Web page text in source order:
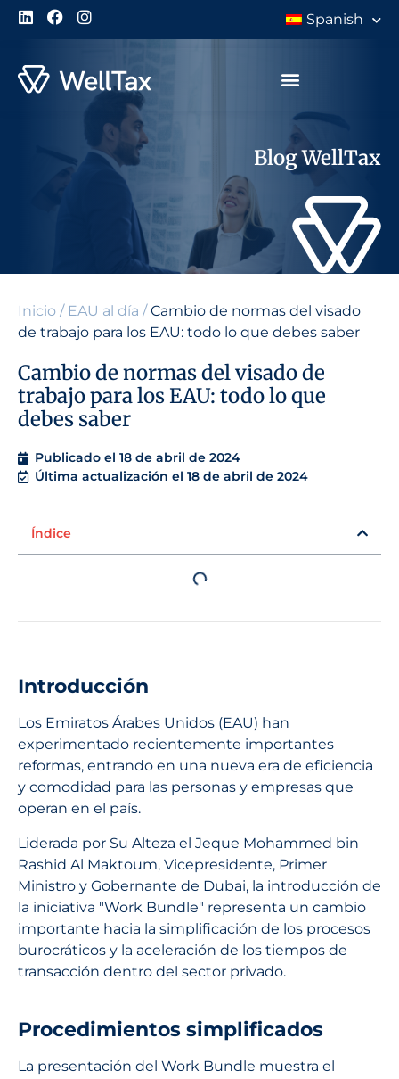
Spanish
Blog WellTax
Inicio / EAU al día /Cambio de normas del visado
de trabajo para los EAU: todo lo que debes saber
Cambio de normas del visado de
trabajo para los EAU: todo lo que
debes saber
Publicado el 18 de abril de 2024
Última actualización el 18 de abril de 2024
Índice
Introducción
Los Emiratos Árabes Unidos (EAU) han
experimentado recientemente importantes
reformas, entrando en una nueva era de eficiencia
y comodidad para las personas y empresas que
operan en el país.
Liderada por Su Alteza el Jeque Mohammed bin
Rashid Al Maktoum, Vicepresidente, Primer
Ministro y Gobernante de Dubai, la introducción de
la iniciativa "Work Bundle" representa un cambio
importante hacia la simplificación de los procesos
burocráticos y la aceleración de los tiempos de
transacción dentro del sector privado.
Procedimientos simplificados
La presentación del Work Bundle muestra el